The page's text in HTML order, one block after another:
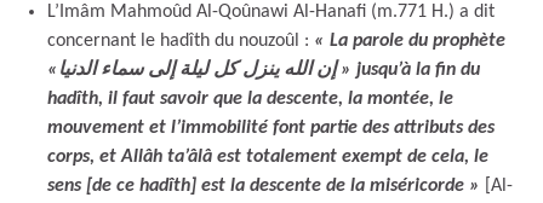
L’Imâm Mahmoûd Al-Qoûnawi Al-Hanafi (m.771 H.) a dit
concernant le hadîth du nouzoûl : « La parole du prophète
«إن الله ينزل كل ليلة إلى سماء الدنيا » jusqu’à la fin du
hadîth, il faut savoir que la descente, la montée, le
mouvement et l’immobilité font partie des attributs des
corps, et Allâh ta’âlâ est totalement exempt de cela, le
sens [de ce hadîth] est la descente de la miséricorde »
[Al-